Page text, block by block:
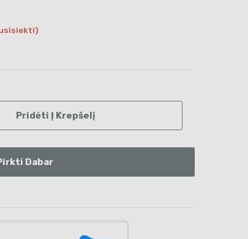
Pridėti Į Krepšelį
Dabar